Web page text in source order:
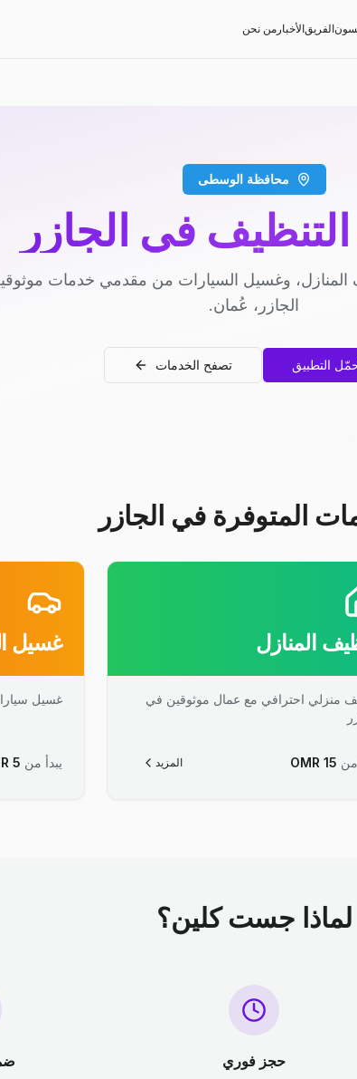
الفريقالأخبار من نحن
محافظة الوسطى
في الجازر
المنازل، وغسيل السيارات من مقدمي خدمات
الجازر، عُمان.
التطبيق تصفح الخدمات
المتوفرة في الجازر
المنازل
منزلي احترافي مع عمال موثوقين في
من OMR 15 المزيد
غسيل
غسيل
يبدأ من 5
لماذا جست كلين؟
حجز فوري